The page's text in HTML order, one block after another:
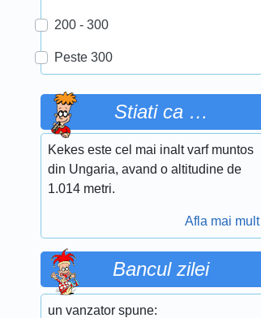
200 - 300
Peste 300
Stiati ca …
Kekes este cel mai inalt varf muntos
din Ungaria, avand o altitudine de
1.014 metri.
Afla mai mult
Bancul zilei
un vanzator spune: